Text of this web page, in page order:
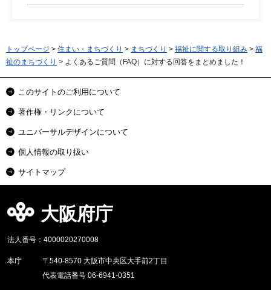
トップページ > 住まい・まちづくり > まちづくり > 福祉に関する取り組み > 福
祉のまちづくり > よくあるご質問（FAQ）に対する回答をまとめました！
このサイトのご利用について
著作権・リンクについて
ユニバーサルデザインについて
個人情報の取り扱い
サイトマップ
大阪府庁
法人番号：4000020270008
本庁
〒540-8570 大阪市中央区大手前2丁目
代表電話番号 06-6941-0351